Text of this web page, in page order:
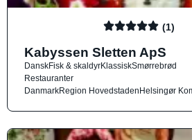
(1)
Kabyssen Sletten ApS
DanskFisk & skaldyrKlassiskSmørrebrød
Restauranter
DanmarkRegion HovedstadenHelsingør